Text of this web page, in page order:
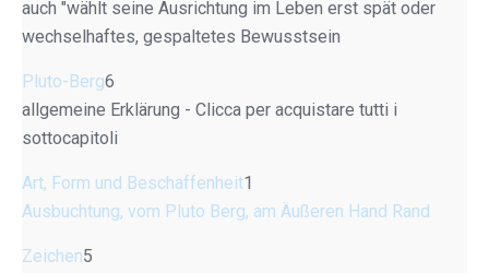
auch "wählt seine Ausrichtung im Leben erst spät oder
wechselhaftes, gespaltetes Bewusstsein
Pluto-Berg6
allgemeine Erklärung - Clicca per acquistare tutti i
sottocapitoli
Art, Form und Beschaffenheit1
Ausbuchtung, vom Pluto Berg, am Äußeren Hand Rand
Zeichen5